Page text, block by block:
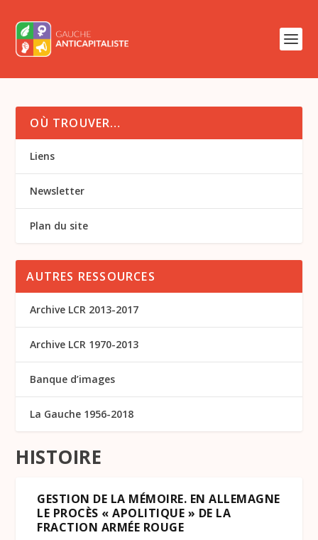
HISTOIRE
GESTION DE LA MÉMOIRE. EN ALLEMAGNE
LE PROCÈS « APOLITIQUE » DE LA
FRACTION ARMÉE ROUGE
OÙ TROUVER…
Liens
Newsletter
Plan du site
AUTRES RESSOURCES
Archive LCR 2013-2017
Archive LCR 1970-2013
Banque d’images
La Gauche 1956-2018